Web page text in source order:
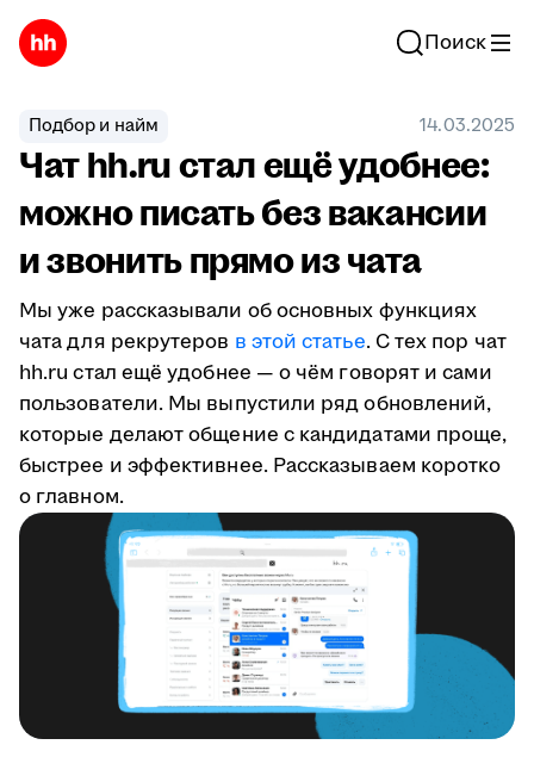
Поиск
Подбор и найм 14.03.2025
Чат hh.ru стал ещё удобнее:
можно писать без вакансии
и звонить прямо из чата
Мы уже рассказывали об основных функциях
чата для рекрутеров в этой статье. С тех пор чат
hh.ru стал ещё удобнее — о чём говорят и сами
пользователи. Мы выпустили ряд обновлений,
которые делают общение с кандидатами проще,
быстрее и эффективнее. Рассказываем коротко
о главном.